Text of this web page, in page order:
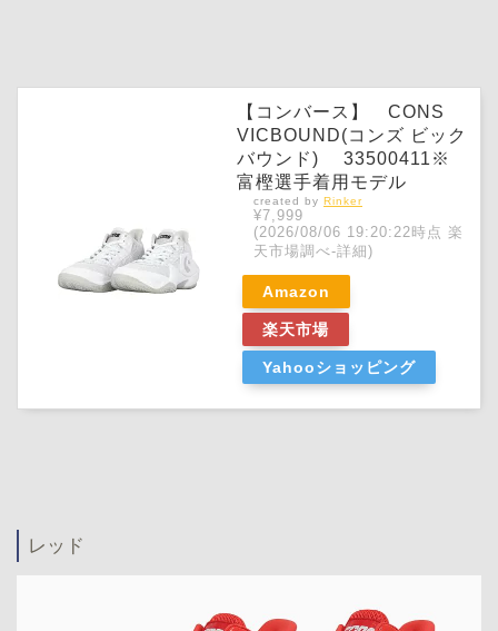
【コンバース】 CONS
VICBOUND(コンズ ビック
バウンド) 33500411※
富樫選手着用モデル
created by Rinker
¥7,999
(2026/08/06 19:20:22時点 楽
天市場調べ-詳細)
Amazon
楽天市場
Yahooショッピング
レッド